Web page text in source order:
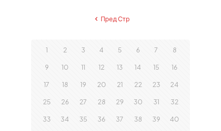
Пред Стр
1 2 3 4 5 6 7 8
9 10 11 12 13 14 15 16
17 18 19 20 21 22 23 24
25 26 27 28 29 30 31 32
33 34 35 36 37 38 39 40